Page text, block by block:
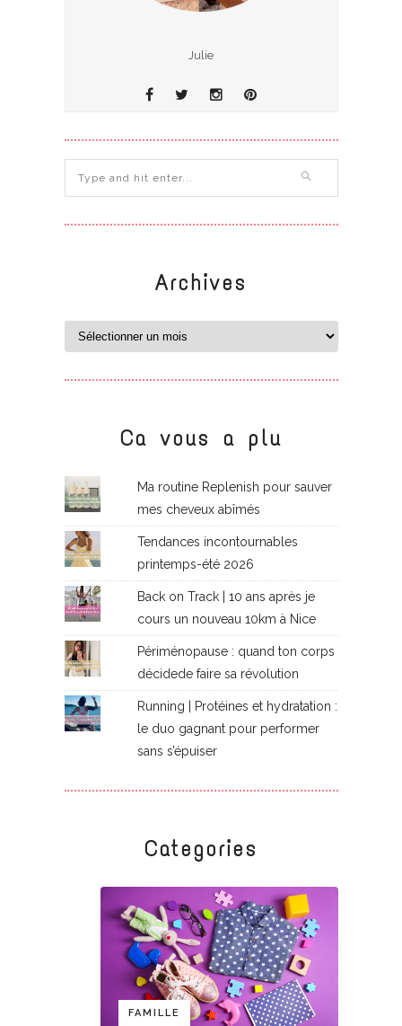
Julie
Archives
Ca vous a plu
Ma routine Replenish pour sauver
mes cheveux abîmés
Tendances incontournables
printemps-été 2026
Back on Track | 10 ans après je
cours un nouveau 10km à Nice
Périménopause : quand ton corps
décidede faire sa révolution
Running | Protéines et hydratation :
le duo gagnant pour performer
sans s’épuiser
Categories
FAMILLE